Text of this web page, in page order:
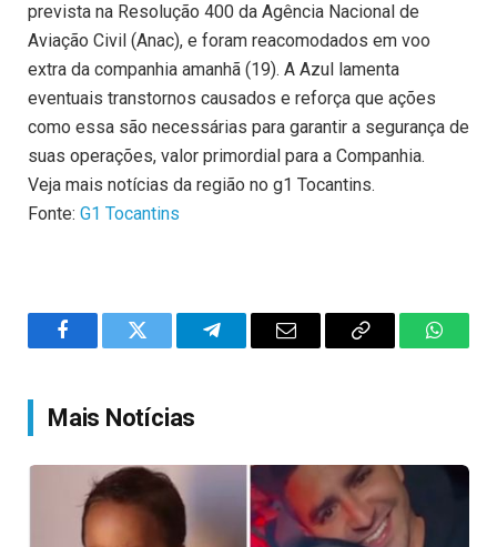
prevista na Resolução 400 da Agência Nacional de
Aviação Civil (Anac), e foram reacomodados em voo
extra da companhia amanhã (19). A Azul lamenta
eventuais transtornos causados e reforça que ações
como essa são necessárias para garantir a segurança de
suas operações, valor primordial para a Companhia.
Veja mais notícias da região no g1 Tocantins.
Fonte: G1 Tocantins
FacebookTwitter TelegramEmail
Copy
Mais Notícias